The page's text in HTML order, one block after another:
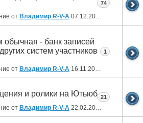
от Владимир R-V-A 07.12.2023
74
обычная - банк записей
систем участников
от Владимир R-V-A 16.11.2023
1
и ролики на Ютьюб
от Владимир R-V-A 22.02.2022
21